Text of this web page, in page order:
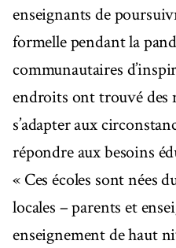
enseignants de
formelle pendant la
communautaires
endroits ont trouvé des
s’adapter aux
répondre aux besoins
« Ces écoles sont nées
locales – parents et
enseignement de haut